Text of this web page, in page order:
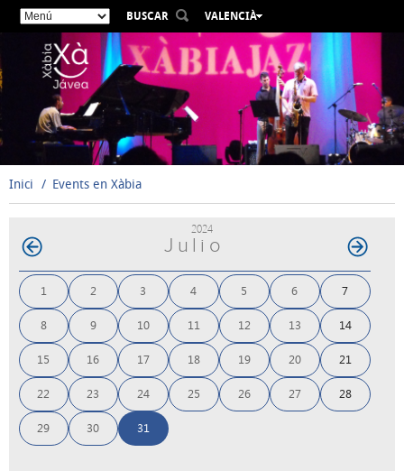
BUSCAR
VALENCIÀ
ESPAÑOL
ENGLISH
DEUTSCH
РУССКИЙ
Inici Events en Xàbia
2024
Julio
1 2 3 4 5 6 7
8 9 10 11 12 13 14
15 16 17 18 19 20 21
22 23 24 25 26 27 28
29 30 31